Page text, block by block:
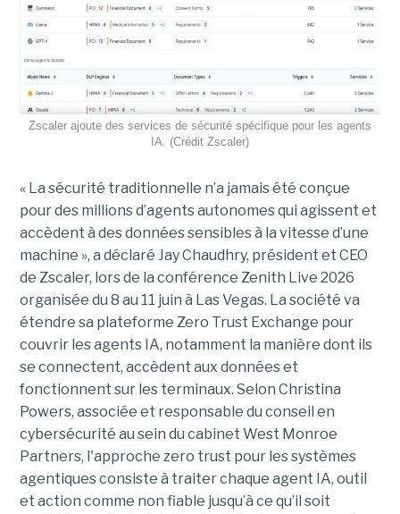
Zscaler ajoute des services de sécurité spécifique pour les agents
IA. (Crédit Zscaler)
« La sécurité traditionnelle n’a jamais été conçue
pour des millions d’agents autonomes qui agissent et
accèdent à des données sensibles à la vitesse d’une
machine », a déclaré Jay Chaudhry, président et CEO
de Zscaler, lors de la conférence Zenith Live 2026
organisée du 8 au 11 juin à Las Vegas. La société va
étendre sa plateforme Zero Trust Exchange pour
couvrir les agents IA, notamment la manière dont ils
se connectent, accèdent aux données et
fonctionnent sur les terminaux. Selon Christina
Powers, associée et responsable du conseil en
cybersécurité au sein du cabinet West Monroe
Partners, l'approche zero trust pour les systèmes
agentiques consiste à traiter chaque agent IA, outil
et action comme non fiable jusqu’à ce qu’il soit